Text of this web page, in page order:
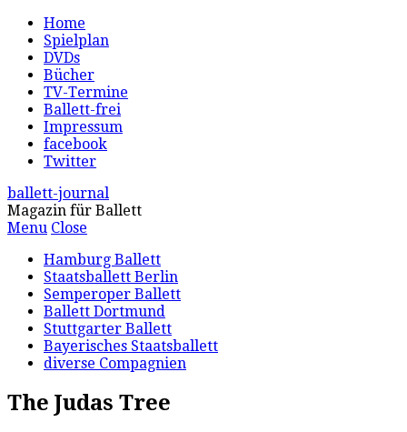
Home
Spielplan
DVDs
Bücher
TV-Termine
Ballett-frei
Impressum
facebook
Twitter
ballett-journal
Magazin für Ballett
Menu Close
Hamburg Ballett
Staatsballett Berlin
Semperoper Ballett
Ballett Dortmund
Stuttgarter Ballett
Bayerisches Staatsballett
diverse Compagnien
The Judas Tree